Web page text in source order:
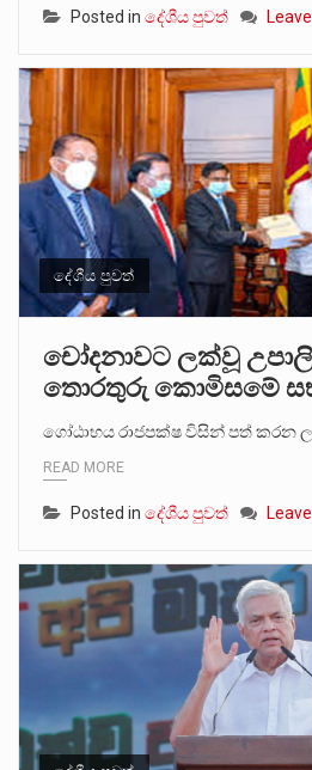
Posted in දේශීය පුවත්
දේශීය පුවත්
චෝදනාවට ලක්වූ
තොරතුරු කොමිසමේ
ගෝඨාභය රාජපක්ෂ විසින් පත් කරන
READ MORE
Posted in දේශීය පුවත්